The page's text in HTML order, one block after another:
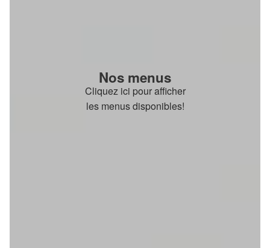
Nos menus
Cliquez ici pour afficher
les menus disponibles!